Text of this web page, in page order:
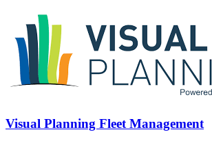
Visual Planning Fleet Management